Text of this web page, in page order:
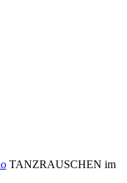
TANZRAUSCHEN im